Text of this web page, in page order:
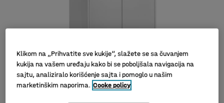
Klikom na „Prihvatite sve kukije“, slažete se sa čuvanjem
kukija na vašem uređaju kako bi se poboljšala navigacija na
sajtu, analiziralo korišćenje sajta i pomoglo u našim
marketinškim naporima. Cooke policy